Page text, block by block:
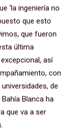
‘la ingeniería no
que esto
que fueron
última
así
con
de
Blanca ha
que va a ser